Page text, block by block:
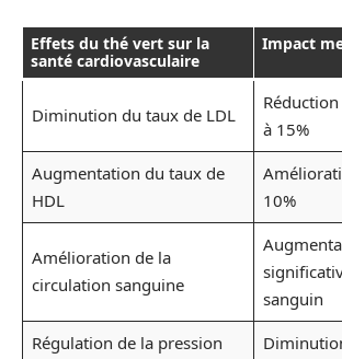
Effets du thé vert sur la
santé cardiovasculaire
Impact
Diminution du taux de LDL
à 15%
Augmentation du taux de
HDL
10%
Amélioration de la
circulation sanguine
sanguin
Régulation de la pression